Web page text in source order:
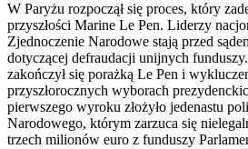
W Paryżu rozpoczął się proces, który
przyszłości Marine Le Pen. Liderzy
Zjednoczenie Narodowe stają przed
dotyczącej defraudacji unijnych
zakończył się porażką Le Pen i
przyszłorocznych wyborach
pierwszego wyroku złożyło jedenastu
Narodowego, którym zarzuca się
trzech milionów euro z funduszy